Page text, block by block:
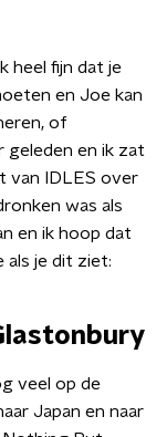
heel fijn dat je
en Joe kan
of
geleden en ik zat
van IDLES over
was als
en ik hoop dat
als je dit ziet:
veel op de
Japan en naar